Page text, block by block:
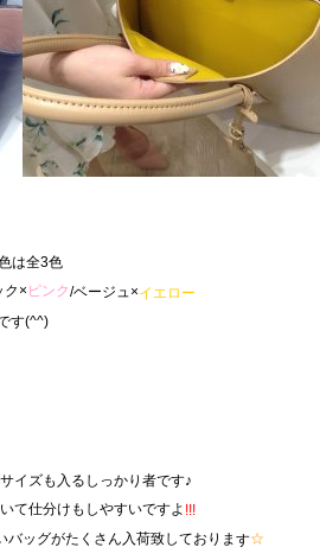
は全3色
ク× ピンク/ベージュ×イエロー
す(^^)
イズも入るしっかり者です♪
て仕分けもしやすいですよ !!!
バッグがたくさん入荷致しておりま す☆